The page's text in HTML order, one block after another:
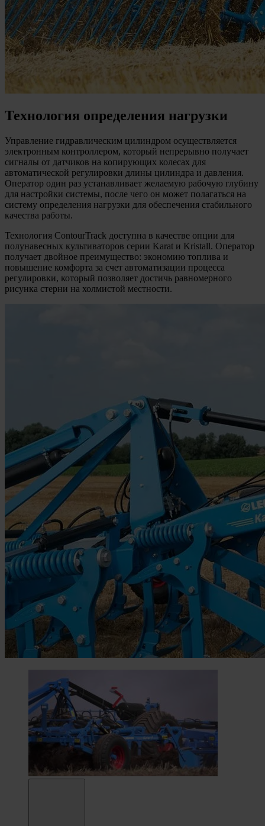
Технология определения нагрузки
Управление гидравлическим цилиндром осуществляется
электронным контроллером, который непрерывно получает
сигналы от датчиков на копирующих колесах для
автоматической регулировки длины цилиндра и давления.
Оператор один раз устанавливает желаемую рабочую глубину
для настройки системы, после чего он может полагаться на
систему определения нагрузки для обеспечения стабильного
качества работы.
Технология ContourTrack доступна в качестве опции для
полунавесных культиваторов серии Karat и Kristall. Оператор
получает двойное преимущество: экономию топлива и
повышение комфорта за счет автоматизации процесса
регулировки, который позволяет достичь равномерного
рисунка стерни на холмистой местности.